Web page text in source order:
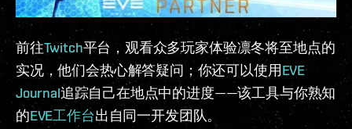
前往Twitch平台，观看众多玩家体验凛冬将至地点的
实况，他们会热心解答疑问；你还可以使用EVE
Journal追踪自己在地点中的进度——该工具与你熟知
的EVE工作台出自同一开发团队。